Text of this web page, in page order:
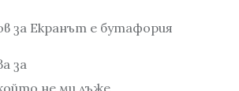
за Екранът е бутафория
за
не ми лъже